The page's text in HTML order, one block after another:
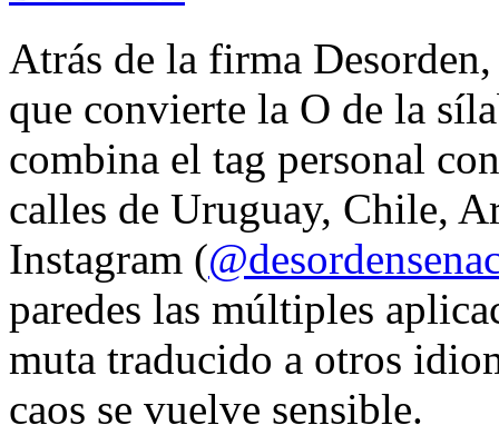
Atrás de la firma
que convierte la O de la
combina el tag personal
calles de Uruguay, Chile,
Instagram (
paredes las múltiples
muta traducido a otros
caos se vuelve sensible.